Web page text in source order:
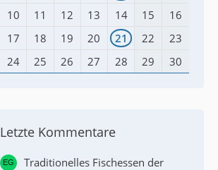
10
11 12 13 14 15
16
17
18 19 20 21 22
23
24
25 26 27 28 29 30
Letzte Kommentare
Traditionelles Fischessen der